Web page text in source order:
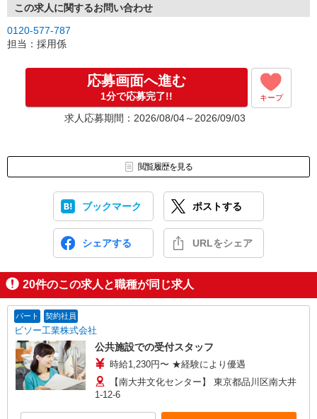
就業にあたっての手続きを行います。
↓
［5］お仕事スタート
出勤初日は営業担当が同行するので
※ご応募のタイミングによっては募集が終了している場合もござい
ます。予めご了承ください。
この求人に関するお問い合わせ
0120-577-787
担当：採用係
応募画面へ進む
1分で応募完了!! キープ
求人応募期間：2026/08/04～2026/09/03
閲覧履歴を見る
ブックマーク ポストする
シェアする URLをシェア
20件のこの求人と職種が同じ求人
パート 契約社員
ビソー工業株式会社
公共施設での受付スタッフ
時給1,230円〜 ★経験により優遇
【南大井文化センター】 東京都品川区南大井
1-12-6